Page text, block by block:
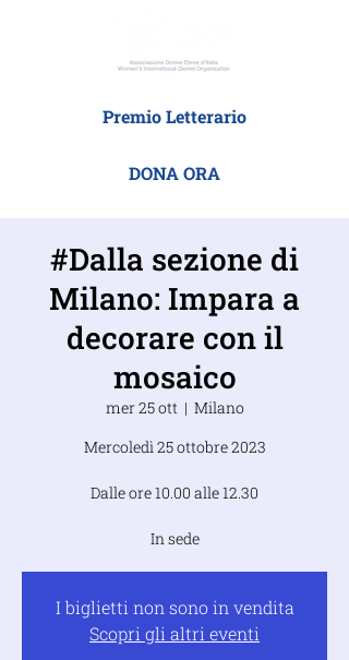
Premio Letterario
DONA ORA
#Dalla sezione di
Milano: Impara a
decorare con il
mosaico
mer 25 ott
  |
Milano
Mercoledì 25 ottobre 2023
Dalle ore 10.00 alle 12.30
In sede
I biglietti non sono in vendita
Scopri gli altri eventi